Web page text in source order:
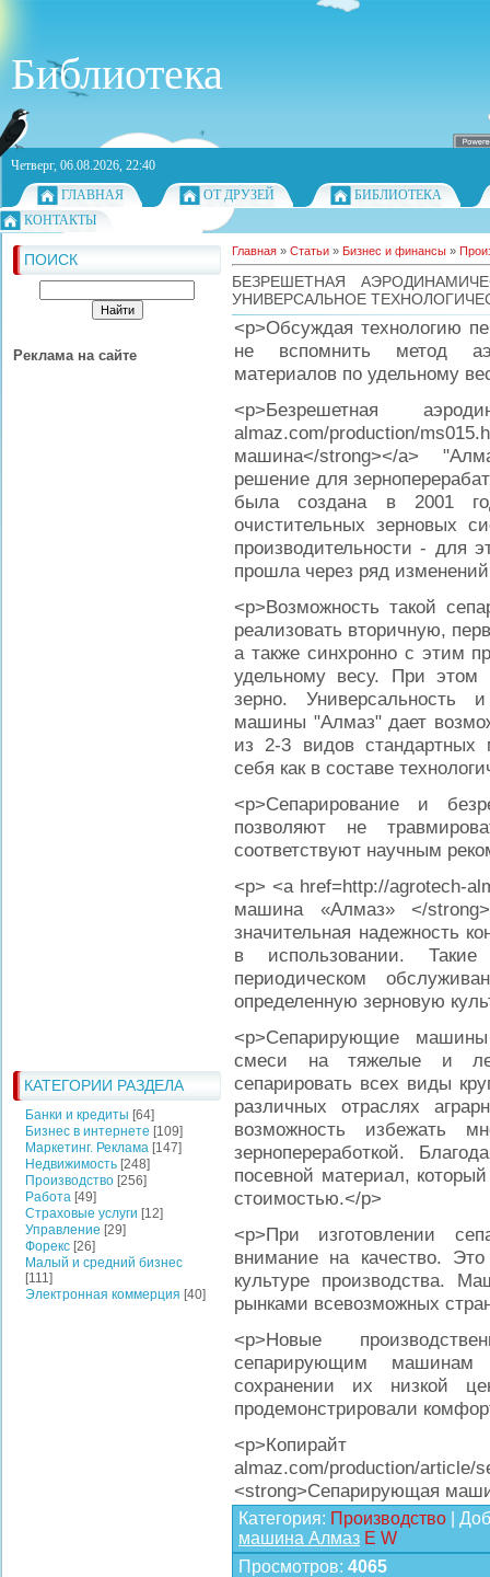
Библиотека
Четверг, 06.08.2026, 22:40
ГЛАВНАЯ
ОТ ДРУЗЕЙ
БИБЛИОТЕКА
КОНТАКТЫ
ПОИСК
Реклама на сайте
КАТЕГОРИИ РАЗДЕЛА
Банки и кредиты [64]
Бизнес в интернете [109]
Маркетинг. Реклама [147]
Недвижимость [248]
Производство [256]
Работа [49]
Страховые услуги [12]
Управление [29]
Форекс [26]
Малый и средний бизнес
[111]
Электронная коммерция [40]
Главная » Статьи » Бизнес и финансы »
БЕЗРЕШЕТНАЯ
УНИВЕРСАЛЬНОЕ
<p>Обсуждая технологию
не вспомнить метод
материалов по удельному
<p>Безрешетная
almaz.com/production/
машина</strong></a>
решение для
была создана в 2001
очистительных зерновых
производительности - для
прошла через ряд
<p>Возможность такой
реализовать вторичную,
а также синхронно с этим
удельному весу. При этом
зерно. Универсальность
машины "Алмаз" дает
из 2-3 видов
себя как в составе
<p>Сепарирование и
позволяют не
соответствуют научным
<p> <a href=http://agrotech-
машина «Алмаз» </
значительная надежность
в использовании.
периодическом
определенную зерновую
<p>Сепарирующие
смеси на тяжелые и
сепарировать всех виды
различных отраслях
возможность избежать
зернопереработкой.
посевной материал,
стоимостью.</p>
<p>При изготовлении
внимание на качество.
культуре производства.
рынками всевозможных
<p>Новые
сепарирующим
сохранении их низкой
продемонстрировали
<p>Копирайт
almaz.com/production/article/
<strong>Сепарирующая
Категория: Производство
машина Алмаз E W
Просмотров: 4065